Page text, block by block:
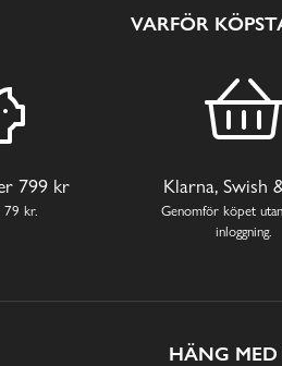
VARFÖR
799 kr
79 kr.
Klarna, Swish
Genomför köpet
inloggning.
HÄNG MED